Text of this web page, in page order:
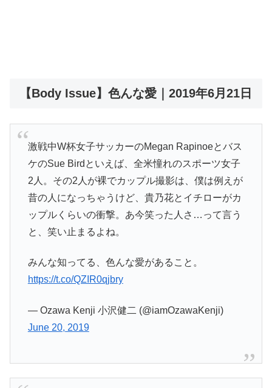
【Body Issue】色んな愛｜2019年6月21日
激戦中W杯女子サッカーのMegan Rapinoeとバス
ケのSue Birdといえば、全米憧れのスポーツ女子
2人。その2人が裸でカップル撮影は、僕は例えが
昔の人になっちゃうけど、貴乃花とイチローがカ
ップルくらいの衝撃。あ今笑った人さ…って言う
と、笑い止まるよね。
みんな知ってる、色んな愛があること。
https://t.co/QZIR0qjbry
— Ozawa Kenji 小沢健二 (@iamOzawaKenji)
June 20, 2019